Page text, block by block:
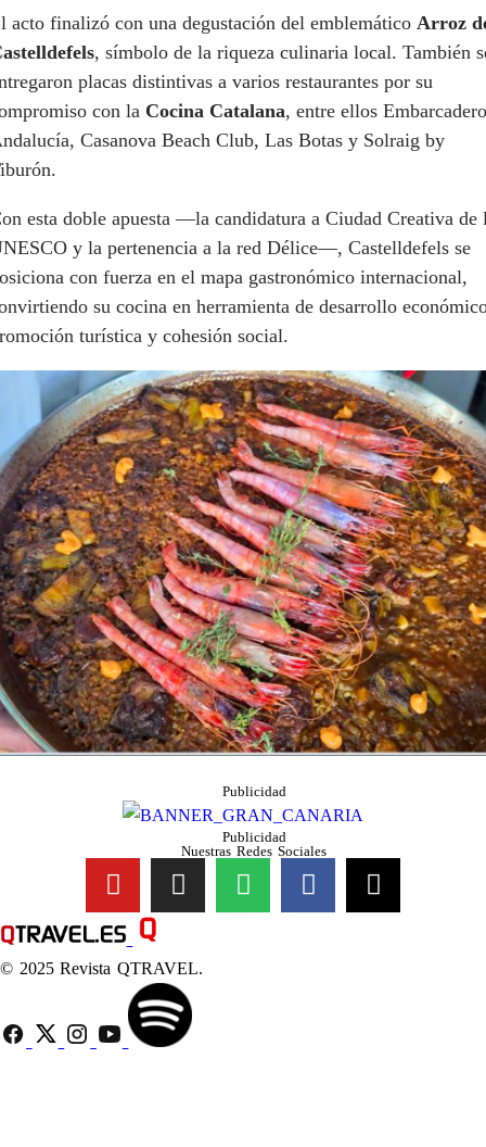
acto finalizó con una degustación del emblemático Arroz
, símbolo de la riqueza culinaria local. También
placas distintivas a varios restaurantes por su
con la Cocina Catalana, entre ellos
Casanova Beach Club, Las Botas y Solraig by
esta doble apuesta —la candidatura a Ciudad Creativa de
y la pertenencia a la red Délice—, Castelldefels se
con fuerza en el mapa gastronómico internacional,
su cocina en herramienta de desarrollo
turística y cohesión social.
Publicidad
Publicidad
Nuestras Redes Sociales
© 2025 Revista QTRAVEL.